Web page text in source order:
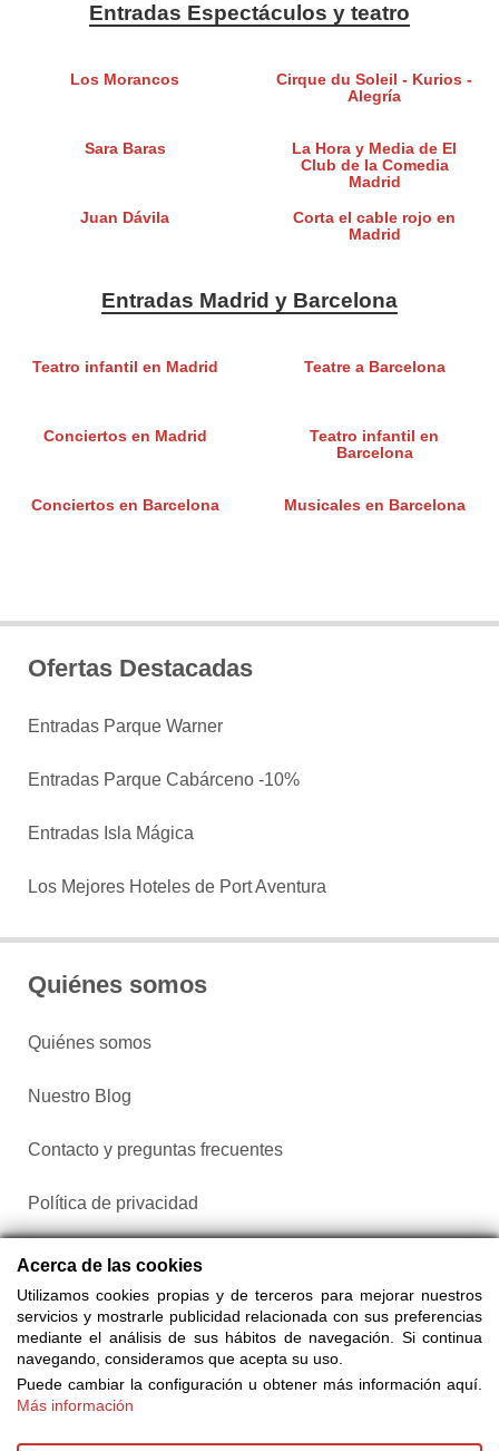
Entradas Espectáculos y teatro
Los Morancos
Cirque du Soleil - Kurios -
Alegría
Sara Baras
La Hora y Media de El
Club de la Comedia
Madrid
Juan Dávila
Corta el cable rojo en
Madrid
Entradas Madrid y Barcelona
Teatro infantil en Madrid Teatre a Barcelona
Conciertos en Madrid
Teatro infantil en
Barcelona
Conciertos en Barcelona Musicales en Barcelona
Ofertas Destacadas
Entradas Parque Warner
Entradas Parque Cabárceno -10%
Entradas Isla Mágica
Los Mejores Hoteles de Port Aventura
Quiénes somos
Quiénes somos
Nuestro Blog
Contacto y preguntas frecuentes
Política de privacidad
Configurar cookies
de 25 proveedores
Acerca de las cookies
Utilizamos cookies propias y de terceros para mejorar nuestros
servicios y mostrarle publicidad relacionada con sus preferencias
mediante el análisis de sus hábitos de navegación. Si continua
navegando, consideramos que acepta su uso.
Puede cambiar la configuración u obtener más información aquí.
Más información